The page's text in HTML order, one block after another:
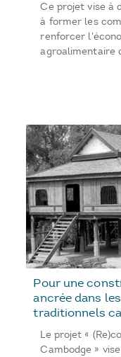
Ce projet vise à
à former les
renforcer
agroalimentaire
Pour une
ancrée dans
traditionnels
Le projet «
Cambodge »